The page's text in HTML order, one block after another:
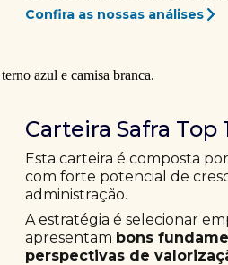
Confira as nossas análises
Carteira Safra Top
Esta carteira é composta
com forte potencial de
administração.
A estratégia é selecionar
apresentam bons
perspectivas de